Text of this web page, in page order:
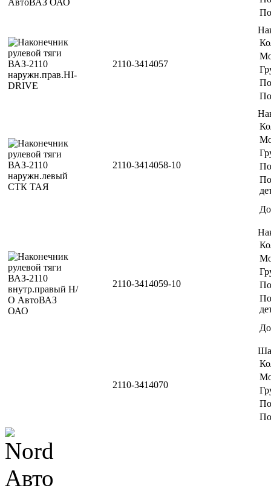
2110-3414057
2110-3414058-10
2110-3414059-10
2110-3414070